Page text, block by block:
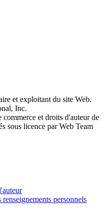
et exploitant du site Web.
Inc.
commerce et droits d'auteur de
sous licence par Web Team
personnels